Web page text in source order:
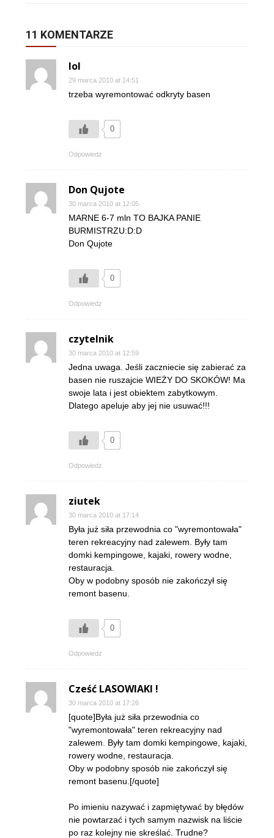
11 KOMENTARZE
lol
29 marca 2010 at 14:51
trzeba wyremontować odkryty basen
0
Odpowiedz
Don Qujote
30 marca 2010 at 12:05
MARNE 6-7 mln TO BAJKA PANIE
BURMISTRZU:D:D
Don Qujote
0
Odpowiedz
czytelnik
30 marca 2010 at 12:59
Jedna uwaga. Jeśli zaczniecie się zabierać za
basen nie ruszajcie WIEŻY DO SKOKÓW! Ma
swoje lata i jest obiektem zabytkowym.
Dlatego apeluje aby jej nie usuwać!!!
0
Odpowiedz
ziutek
30 marca 2010 at 17:14
Była już siła przewodnia co "wyremontowała"
teren rekreacyjny nad zalewem. Były tam
domki kempingowe, kajaki, rowery wodne,
restauracja.
Oby w podobny sposób nie zakończył się
remont basenu.
0
Odpowiedz
Cześć LASOWIAKI !
30 marca 2010 at 17:26
[quote]Była już siła przewodnia co
"wyremontowała" teren rekreacyjny nad
zalewem. Były tam domki kempingowe, kajaki,
rowery wodne, restauracja.
Oby w podobny sposób nie zakończył się
remont basenu.[/quote]
Po imieniu nazywać i zapmiętywać by błędów
nie powtarzać i tych samym nazwisk na liście
po raz kolejny nie skreślać. Trudne?